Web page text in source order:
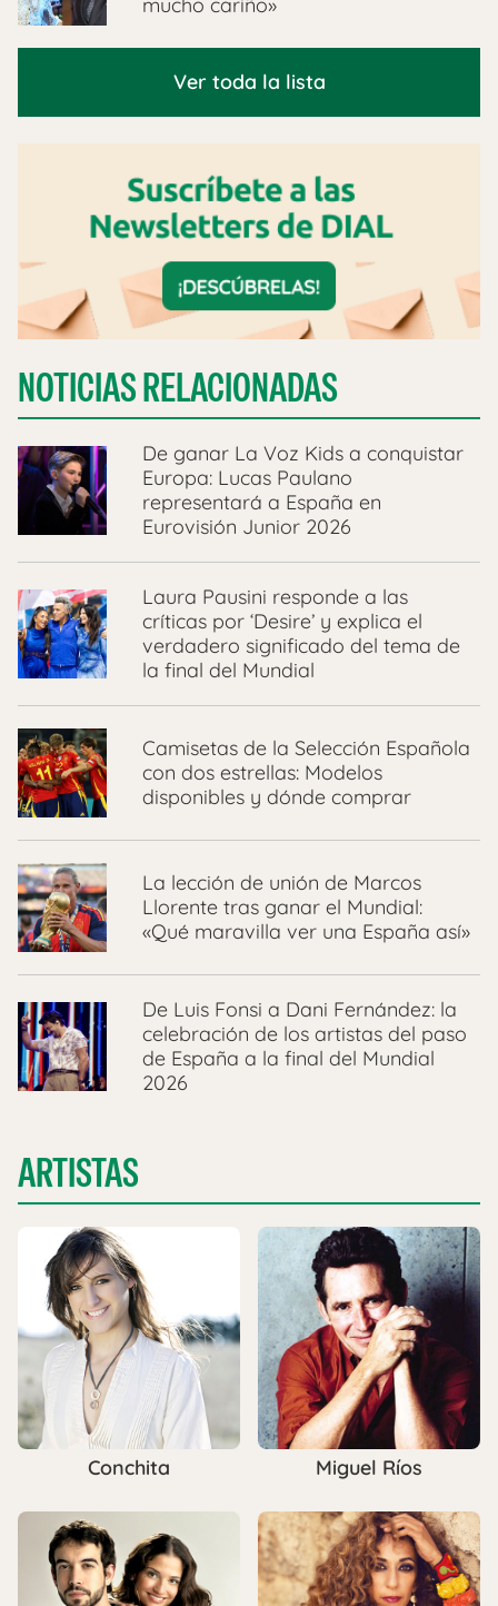
Ver toda la lista
NOTICIAS RELACIONADAS
De ganar La Voz Kids a conquistar
Europa: Lucas Paulano
representará a España en
Eurovisión Junior 2026
Laura Pausini responde a las
críticas por ‘Desire’ y explica el
verdadero significado del tema de
la final del Mundial
Camisetas de la Selección Española
con dos estrellas: Modelos
disponibles y dónde comprar
La lección de unión de Marcos
Llorente tras ganar el Mundial:
«Qué maravilla ver una España así»
De Luis Fonsi a Dani Fernández: la
celebración de los artistas del paso
de España a la final del Mundial
2026
ARTISTAS
Conchita Miguel Ríos